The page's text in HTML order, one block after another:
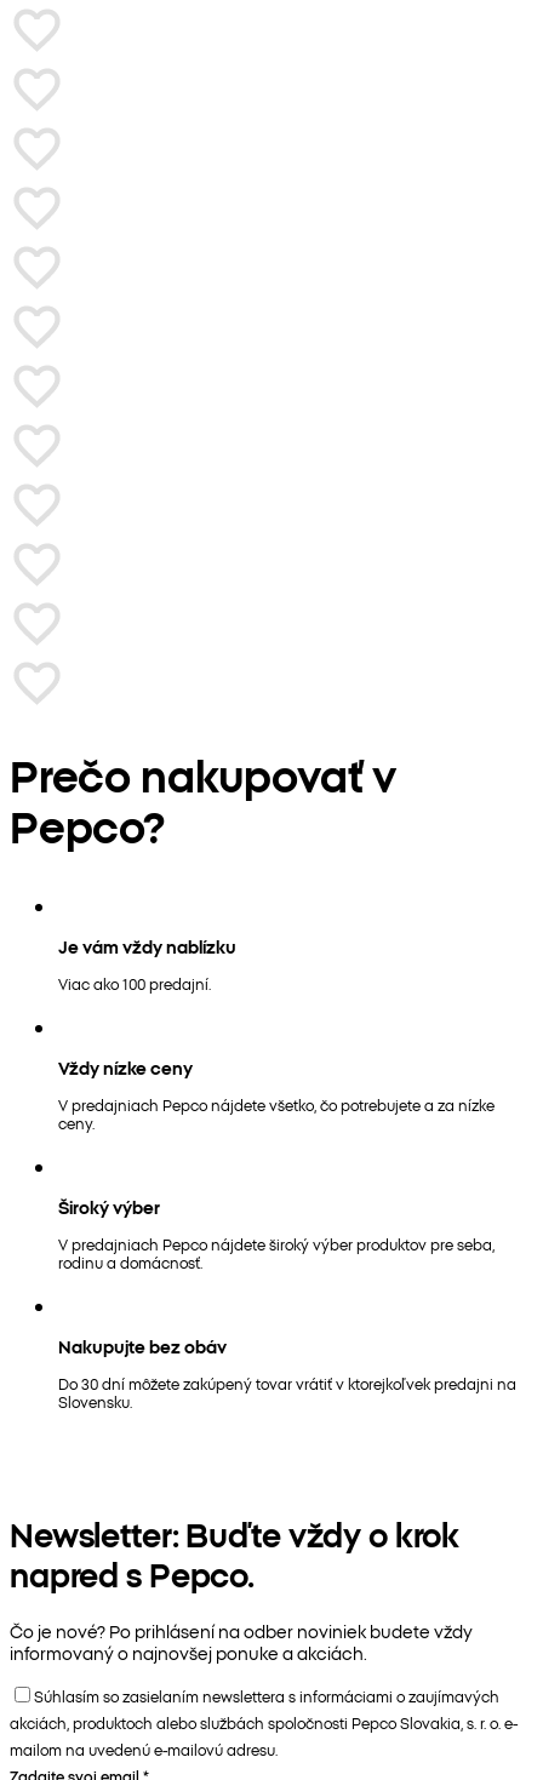
Prečo nakupovať v
Pepco?
Je vám vždy nablízku
Viac ako 100 predajní.
Vždy nízke ceny
V predajniach Pepco nájdete všetko, čo potrebujete a za nízke
ceny.
Široký výber
V predajniach Pepco nájdete široký výber produktov pre seba,
rodinu a domácnosť.
Nakupujte bez obáv
Do 30 dní môžete zakúpený tovar vrátiť v ktorejkoľvek predajni na
Slovensku.
Newsletter: Buďte vždy o krok
napred s Pepco.
Čo je nové? Po prihlásení na odber noviniek budete vždy
informovaný o najnovšej ponuke a akciách.
Súhlasím so zasielaním newslettera s informáciami o zaujímavých
akciách, produktoch alebo službách spoločnosti Pepco Slovakia, s. r. o. e-
mailom na uvedenú e-mailovú adresu.
Zadajte svoj email *